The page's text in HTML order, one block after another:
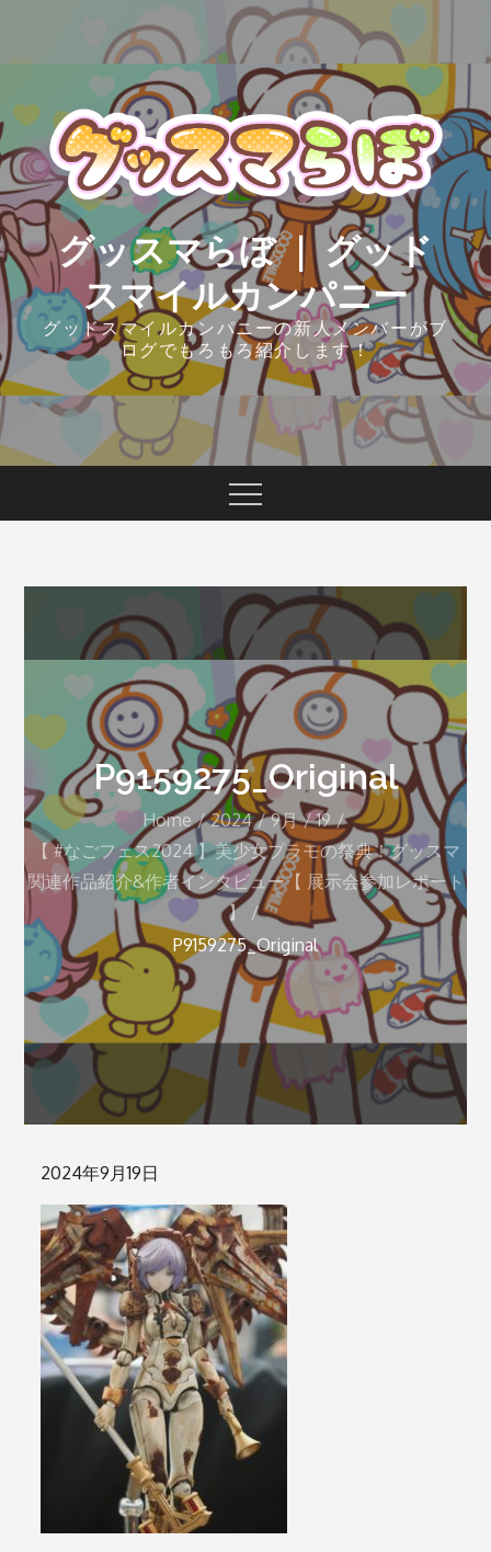
グッスマらぼ ｜ グッド
スマイルカンパニー
グッドスマイルカンパニーの新人メンバーがブ
ログでもろもろ紹介します！
P9159275_Original
Home 2024 9月
19
【 #なごフェス2024 】美少女プラモの祭典！グッスマ
関連作品紹介&作者インタビュー【 展示会参加レポート
】
P9159275_Original
Posted
on
2024年9月19日